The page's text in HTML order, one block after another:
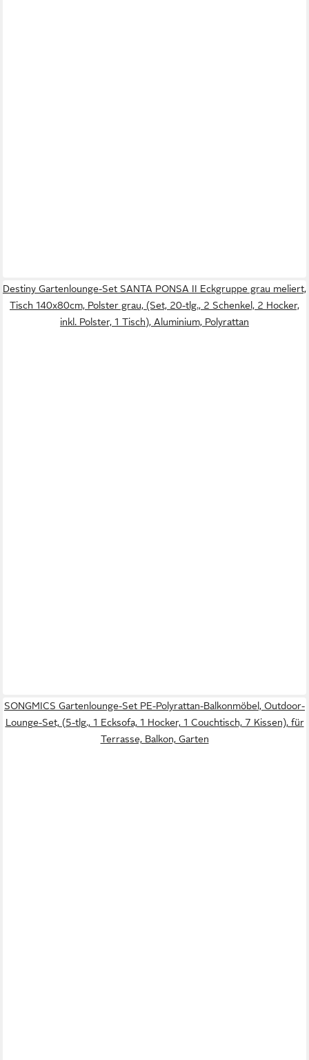
Destiny Gartenlounge-Set SANTA PONSA II Eckgruppe grau meliert,
Tisch 140x80cm, Polster grau, (Set, 20-tlg., 2 Schenkel, 2 Hocker,
inkl. Polster, 1 Tisch), Aluminium, Polyrattan
SONGMICS Gartenlounge-Set PE-Polyrattan-Balkonmöbel, Outdoor-
Lounge-Set, (5-tlg., 1 Ecksofa, 1 Hocker, 1 Couchtisch, 7 Kissen), für
Terrasse, Balkon, Garten